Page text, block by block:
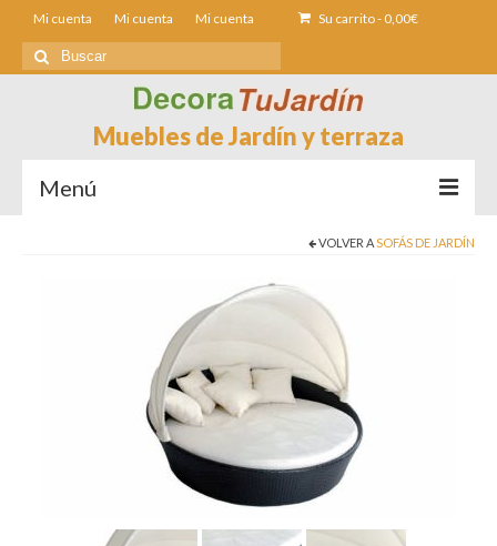
Mi cuenta Mi cuenta Mi cuenta Su carrito- 0,00€
Buscar
por:
Muebles de Jardín y terraza
Menú
Mesas de jardín
Fundas muebles Jardín
VOLVER ASOFÁS DE JARDÍN